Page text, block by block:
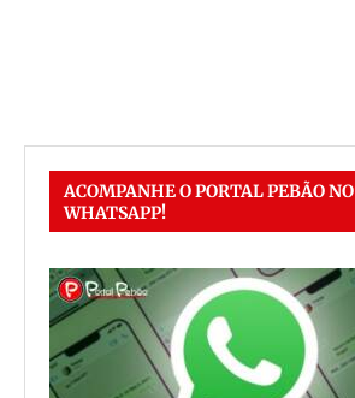
ACOMPANHE O PORTAL PEBÃO NO
WHATSAPP!